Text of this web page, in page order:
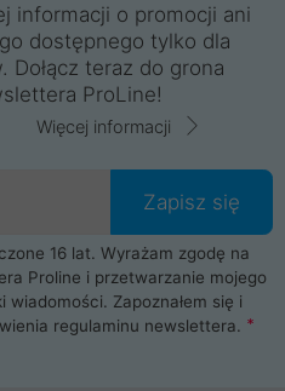
informacji o promocji ani
dostępnego tylko dla
Dołącz teraz do grona
ProLine!
Więcej informacji
Zapisz się
16 lat. Wyrażam zgodę na
Proline i przetwarzanie mojego
wiadomości. Zapoznałem się i
regulaminu newslettera.